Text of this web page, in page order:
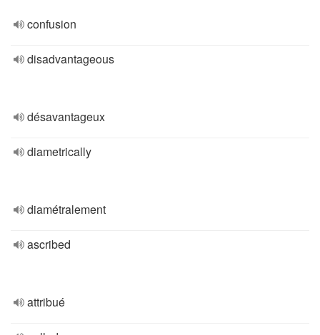
confusion
disadvantageous
désavantageux
diametrically
diamétralement
ascribed
attribué